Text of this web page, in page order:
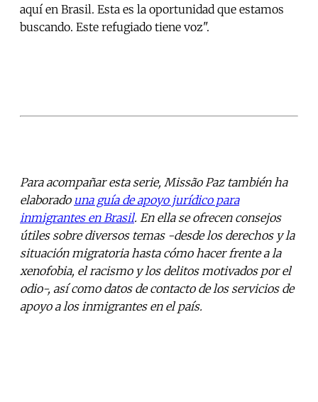
aquí en Brasil. Esta es la oportunidad que estamos
buscando. Este refugiado tiene voz".
Para acompañar esta serie, Missão Paz también ha
elaborado una guía de apoyo jurídico para
inmigrantes en Brasil. En ella se ofrecen consejos
útiles sobre diversos temas -desde los derechos y la
situación migratoria hasta cómo hacer frente a la
xenofobia, el racismo y los delitos motivados por el
odio-, así como datos de contacto de los servicios de
apoyo a los inmigrantes en el país.